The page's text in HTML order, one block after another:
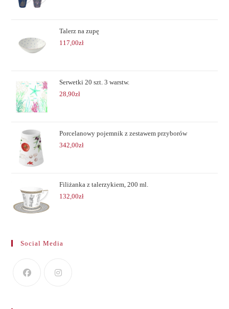
Talerz na zupę
117,00zł
Serwetki 20 szt. 3 warstw.
28,90zł
Porcelanowy pojemnik z zestawem przyborów
342,00zł
Filiżanka z talerzykiem, 200 ml.
132,00zł
Social Media